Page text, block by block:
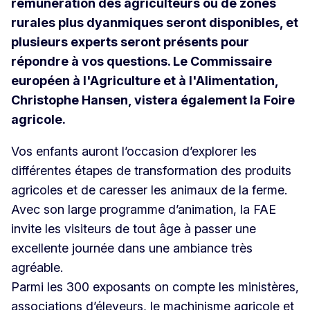
rémunération des agriculteurs ou de zones
rurales plus dyanmiques seront disponibles, et
plusieurs experts seront présents pour
répondre à vos questions. Le Commissaire
européen à l'Agriculture et à l'Alimentation,
Christophe Hansen, vistera également la Foire
agricole.
Vos enfants auront l’occasion d’explorer les
différentes étapes de transformation des produits
agricoles et de caresser les animaux de la ferme.
Avec son large programme d’animation, la FAE
invite les visiteurs de tout âge à passer une
excellente journée dans une ambiance très
agréable.
Parmi les 300 exposants on compte les ministères,
associations d’éleveurs, le machinisme agricole et